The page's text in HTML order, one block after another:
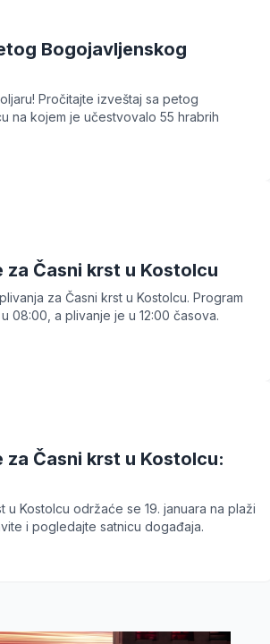
Bogojavljenskog
Pročitajte izveštaj sa petog
na kojem je učestvovalo 55 hrabrih
Časni krst u Kostolcu
za Časni krst u Kostolcu. Program
08:00, a plivanje je u 12:00 časova.
Časni krst u Kostolcu:
u Kostolcu održaće se 19. januara na plaži
i pogledajte satnicu događaja.